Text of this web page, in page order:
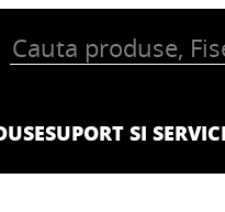
SUPORT SI